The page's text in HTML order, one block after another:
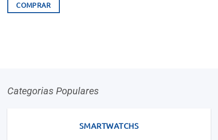
COMPRAR
Categorias Populares
SMARTWATCHS